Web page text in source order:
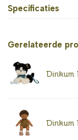
Specificaties
Gerelateerde
Dinkum
Dinkum